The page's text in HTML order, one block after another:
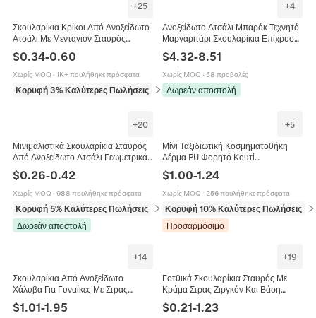
+25
Σκουλαρίκια Κρίκοι Από Ανοξείδωτο
Ατσάλι Με Μενταγιόν Σταυρός
Αράχνη Λεπίδα Στιλέτο Πανκ Γοτθικό
Hip Hop
$0.34-0.60
Χωρίς MOQ · 1K+ πουλήθηκε πρόσφατα
Κορυφή 3% Καλύτερες Πωλήσεις σε Σκουλαρίκια
+4
Ανοξείδωτο Ατσάλι Μπαρόκ Τεχνητό
Μαργαριτάρι Σκουλαρίκια Επίχρυσα
Αστέρι Φεγγάρι Σταυρός Καρδιά
Κρεμαστά Σκουλαρίκια Γυναικεία
$4.32-8.51
Χωρίς MOQ · 58 προβολές
Δωρεάν αποστολή
+20
Μινιμαλιστικά Σκουλαρίκια Σταυρός
Από Ανοξείδωτο Ατσάλι Γεωμετρικά
Διάτρητα Μικρά Σκουλαρίκια Ρετρό
Γοτθικού Στυλ
$0.26-0.42
Χωρίς MOQ · 988 πουλήθηκε πρόσφατα
Κορυφή 5% Καλύτερες Πωλήσεις
σε Σκουλαρίκια
Δωρεάν αποστολή
+5
Μίνι Ταξιδιωτική Κοσμηματοθήκη
Δέρμα PU Φορητό Κουτί
Αποθήκευσης Για Δαχτυλίδια Κολιέ
Σκουλαρίκια Φερμουάρ
$1.00-1.24
Χωρίς MOQ · 256 πουλήθηκε πρόσφατα
Κορυφή 10% Καλύτερες Πωλήσεις
Προσαρμόσιμο
+14
Σκουλαρίκια Από Ανοξείδωτο
Χάλυβα Για Γυναίκες Με Στρας
Καρδιά Σταυρός Άπειρο Φύλλο
Γκίνγκο Κομψά Κοσμήματα
$1.01-1.95
+19
Γοτθικά Σκουλαρίκια Σταυρός Με
Κράμα Στρας Ζιργκόν Και Βάση
Χρυσού 14K Γυναικεία Κοσμήματα
Αξεσουάρ
$0.21-1.23